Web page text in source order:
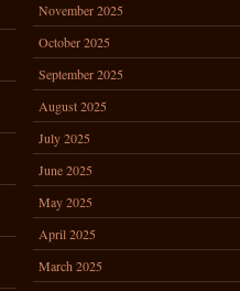
November 2025
October 2025
September 2025
August 2025
July 2025
June 2025
May 2025
April 2025
March 2025